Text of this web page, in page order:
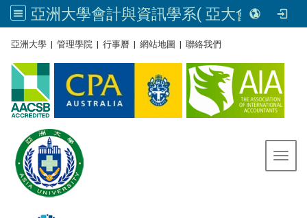
亞洲大學會計與資訊學系( 亞大會資系官網) | Asia University, Taiwan
亞洲大學 | 管理學院 | 行事曆 | 網站地圖 | 聯絡我們